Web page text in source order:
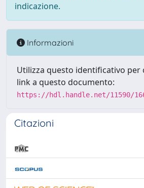
indicazione.
Informazioni
Utilizza questo identificativo per
link a questo documento:
https://hdl.handle.net/11590/
Citazioni